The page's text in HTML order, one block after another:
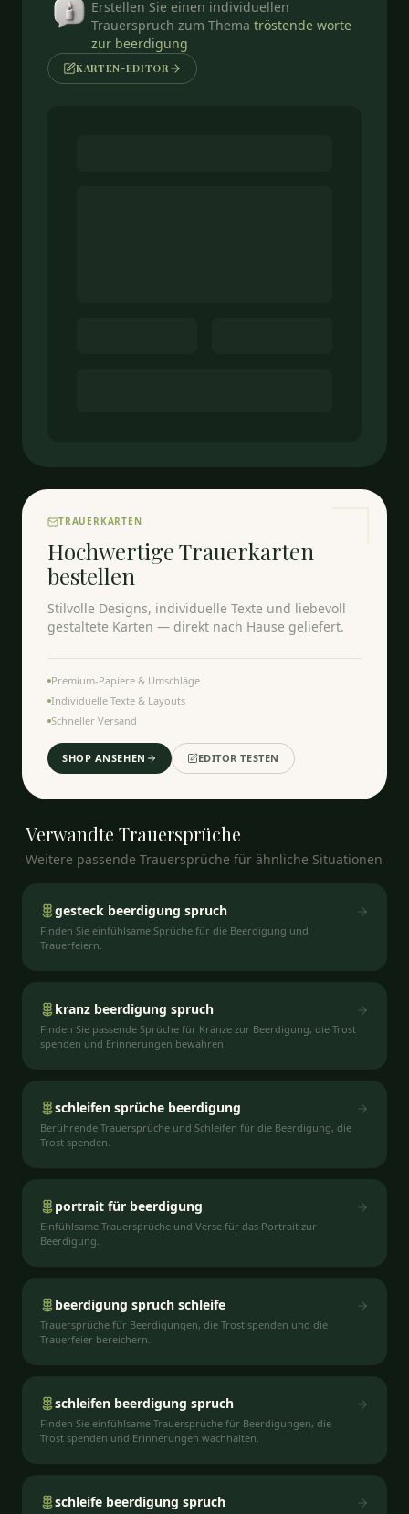
Erstellen Sie einen individuellen
Trauerspruch zum Thema tröstende worte
zur beerdigung
KARTEN-EDITOR
TRAUERKARTEN
Hochwertige Trauerkarten
bestellen
Stilvolle Designs, individuelle Texte und liebevoll
gestaltete Karten — direkt nach Hause geliefert.
Premium-Papiere & Umschläge
Individuelle Texte & Layouts
Schneller Versand
SHOP ANSEHEN EDITOR TESTEN
Verwandte Trauersprüche
Weitere passende Trauersprüche für ähnliche Situationen
gesteck beerdigung spruch
Finden Sie einfühlsame Sprüche für die Beerdigung und
Trauerfeiern.
kranz beerdigung spruch
Finden Sie passende Sprüche für Kränze zur Beerdigung, die Trost
spenden und Erinnerungen bewahren.
schleifen sprüche beerdigung
Berührende Trauersprüche und Schleifen für die Beerdigung, die
Trost spenden.
portrait für beerdigung
Einfühlsame Trauersprüche und Verse für das Portrait zur
Beerdigung.
beerdigung spruch schleife
Trauersprüche für Beerdigungen, die Trost spenden und die
Trauerfeier bereichern.
schleifen beerdigung spruch
Finden Sie einfühlsame Trauersprüche für Beerdigungen, die
Trost spenden und Erinnerungen wachhalten.
schleife beerdigung spruch